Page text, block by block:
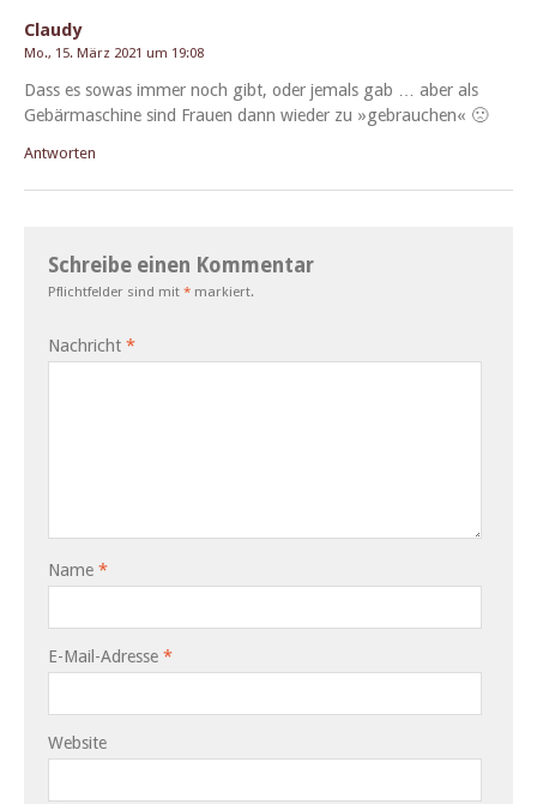
Claudy
Mo., 15. März 2021 um 19:08
Dass es sowas immer noch gibt, oder jemals gab … aber als
Gebär­mas­chine sind Frauen dann wieder zu »gebrauchen« 🙁
Antworten
Schreibe einen Kommentar
Pflichtfelder sind mit * markiert.
Nachricht *
Name *
E-Mail-Adresse *
Website